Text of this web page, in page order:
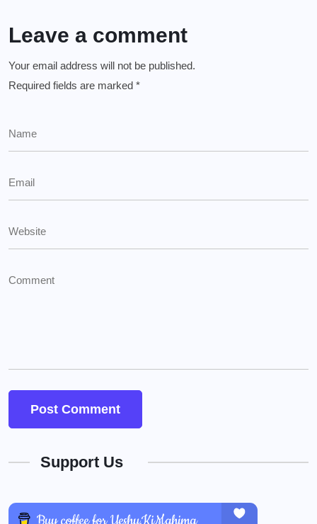
Leave a comment
Your email address will not be published.
Required fields are marked *
Support Us